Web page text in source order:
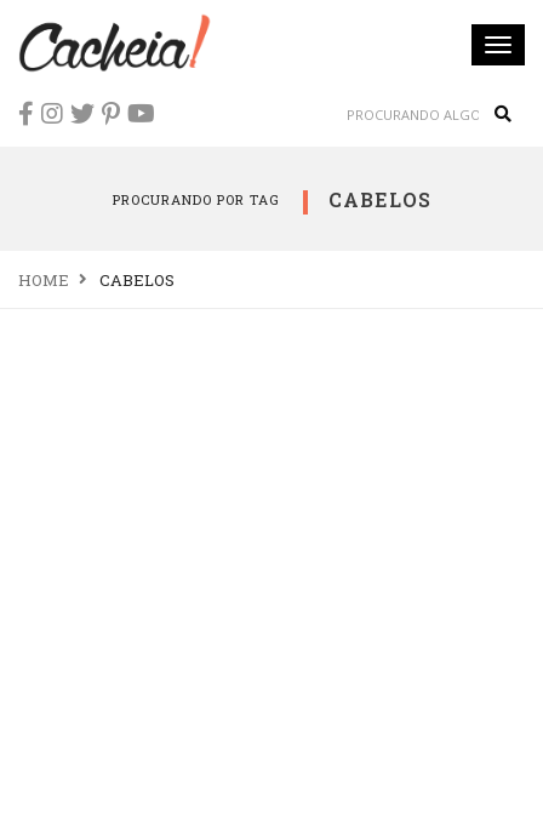
PROCURANDO POR TAG CABELOS
HOME CABELOS